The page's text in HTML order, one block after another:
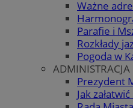
Ważne
Parafie i
Rozkłady
Pogoda w
ADMINISTRACJA
Prezydent
Jak